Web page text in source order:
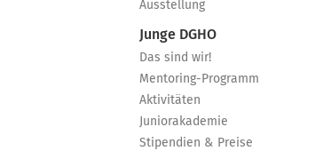
Ausstellung
Junge DGHO
Das sind wir!
Mentoring-Programm
Aktivitäten
Juniorakademie
Stipendien & Preise